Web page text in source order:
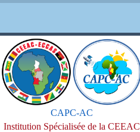
Passer
CAPC-AC
Institution Spécialisée de la CEEAC